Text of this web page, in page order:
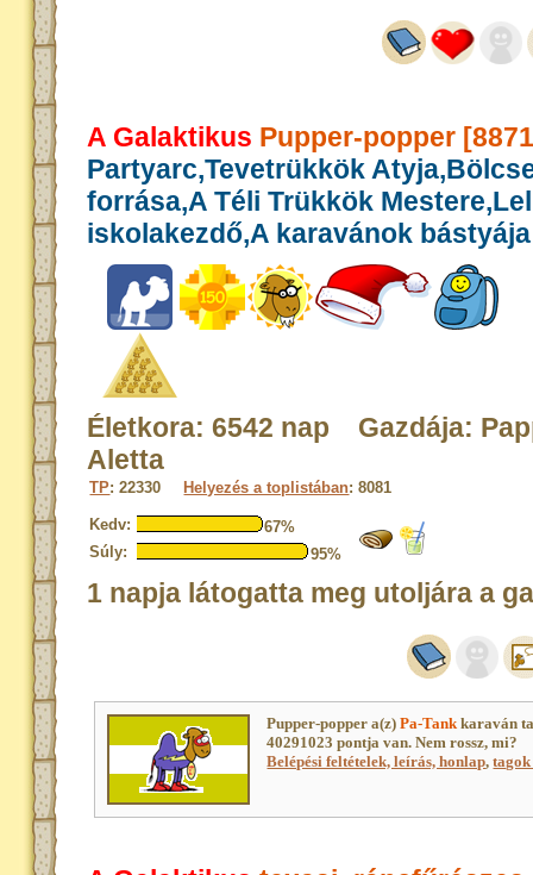
A Galaktikus Pupper-popper
Partyarc,Tevetrükkök
forrása,A Téli Trükkök
iskolakezdő,A karavánok bástyája
Életkora: 6542 nap Gazdája:
Aletta
TP: 22330 Helyezés a toplistában: 8081
Kedv:
67%
Súly:
95%
1 napja látogatta meg utoljára a
Pupper-popper a(z)Pa-Tankkaraván
40291023 pontja van. Nem rossz, mi?
Belépési feltételek, leírás, honlap,